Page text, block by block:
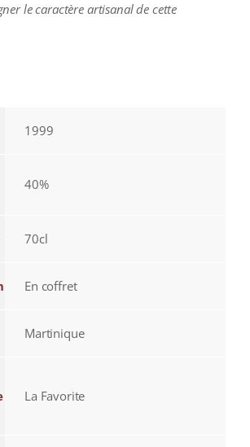
le caractère artisanal de cette
1999
40%
70cl
En coffret
Martinique
La Favorite